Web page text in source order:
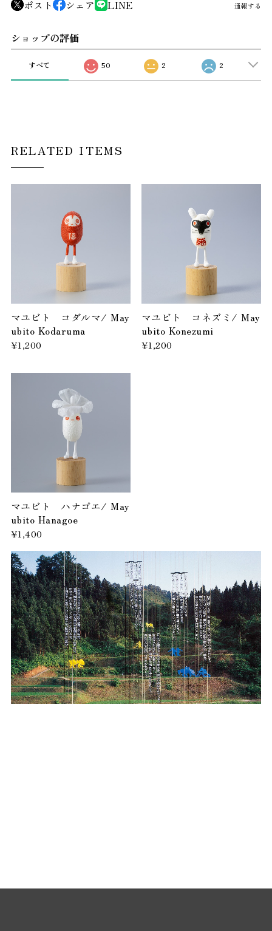
ポスト シェア LINE 通報する
ショップの評価
すべて 50 2 2
RELATED ITEMS
マユビト コダルマ/ May
ubito Kodaruma
¥1,200
マユビト コネズミ/ May
ubito Konezumi
¥1,200
マユビト ハナゴエ/ May
ubito Hanagoe
¥1,400